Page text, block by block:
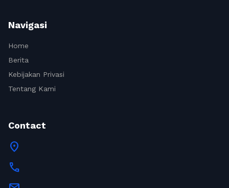
Navigasi
Home
Berita
Kebijakan Privasi
Tentang Kami
Contact
location_on
call